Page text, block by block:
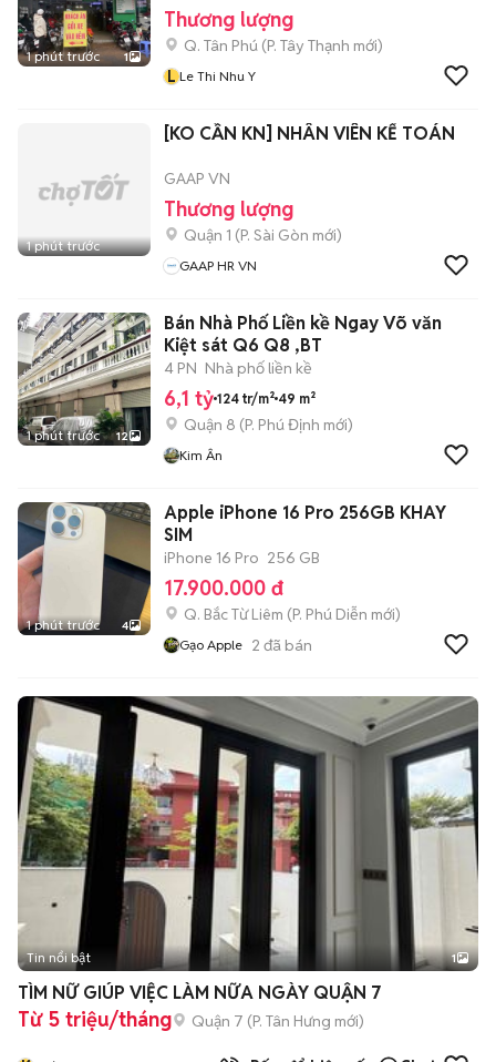
1 phút trước 1
Thương lượng
Q. Tân Phú (P. Tây Thạnh mới)
L Le Thi Nhu Y
1 phút trước
[KO CẦN KN] NHÂN VIÊN KẾ TOÁN
GAAP VN
Thương lượng
Quận 1 (P. Sài Gòn mới)
GAAP HR VN
1 phút trước 12
Bán Nhà Phố Liền kề Ngay Võ văn
Kiệt sát Q6 Q8 ,BT
4 PN Nhà phố liền kề
6,1 tỷ 124 tr/m² 49 m²
Quận 8 (P. Phú Định mới)
Kim Ân
1 phút trước 4
Apple iPhone 16 Pro 256GB KHAY
SIM
iPhone 16 Pro 256 GB
17.900.000 đ
Q. Bắc Từ Liêm (P. Phú Diễn mới)
Gạo Apple 2 đã bán
Tin nổi bật 1
TÌM NỮ GIÚP VIỆC LÀM NỮA NGÀY QUẬN 7
Từ 5 triệu/tháng Quận 7 (P. Tân Hưng mới)